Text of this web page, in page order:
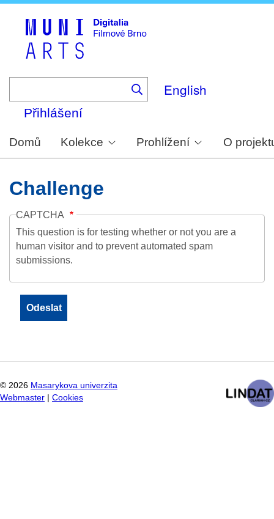
English
Přihlášení
Domů Kolekce Prohlížení O
Challenge
CAPTCHA
This question is for testing whether or not you are a
human visitor and to prevent automated spam
submissions.
© 2026 Masarykova univerzita
Webmaster
Cookies